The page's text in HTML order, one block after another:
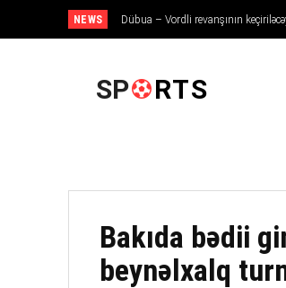
NEWS Dübua – Vordli revanşının
SP RTS
Bakıda bədii
beynəlxalq